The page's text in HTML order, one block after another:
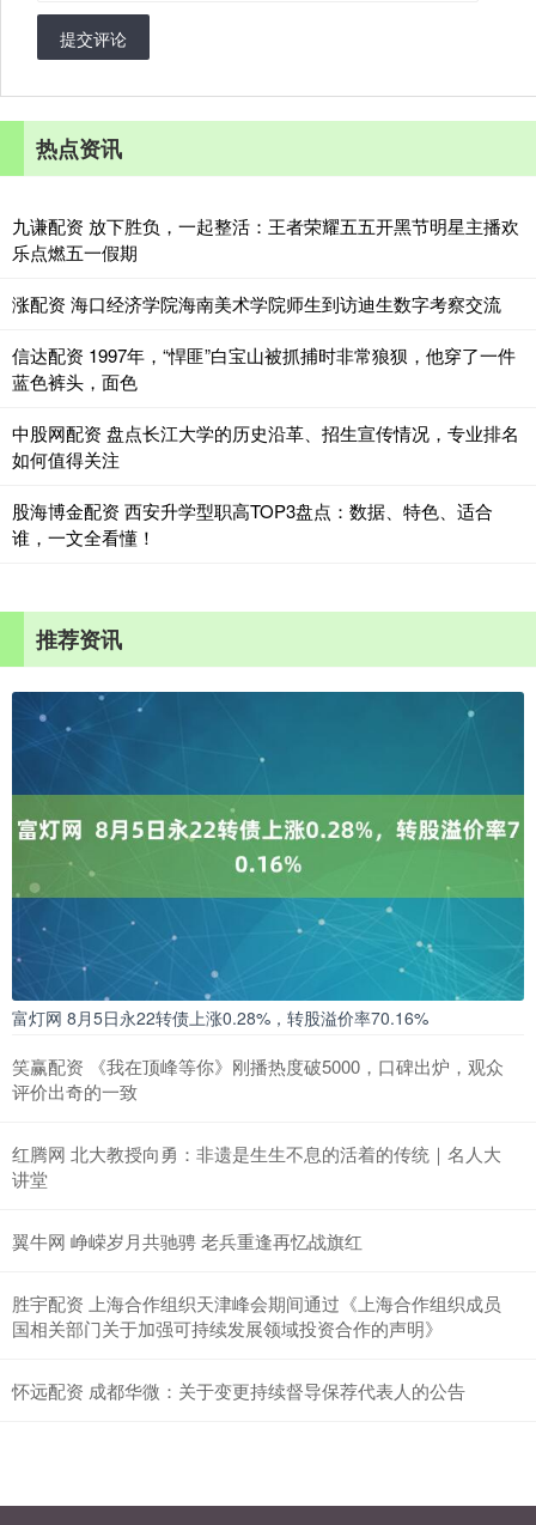
提交评论
热点资讯
九谦配资 放下胜负，一起整活：王者荣耀五五开黑节明星主播欢
乐点燃五一假期
涨配资 海口经济学院海南美术学院师生到访迪生数字考察交流
信达配资 1997年，“悍匪”白宝山被抓捕时非常狼狈，他穿了一件
蓝色裤头，面色
中股网配资 盘点长江大学的历史沿革、招生宣传情况，专业排名
如何值得关注
股海博金配资 西安升学型职高TOP3盘点：数据、特色、适合
谁，一文全看懂！
推荐资讯
富灯网 8月5日永22转债上涨0.28%，转股溢价率70.16%
笑赢配资 《我在顶峰等你》刚播热度破5000，口碑出炉，观众
评价出奇的一致
红腾网 北大教授向勇：非遗是生生不息的活着的传统｜名人大
讲堂
翼牛网 峥嵘岁月共驰骋 老兵重逢再忆战旗红
胜宇配资 上海合作组织天津峰会期间通过《上海合作组织成员
国相关部门关于加强可持续发展领域投资合作的声明》
怀远配资 成都华微：关于变更持续督导保荐代表人的公告